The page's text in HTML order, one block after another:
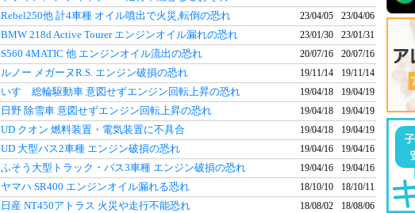
Rebel250他 計4車種 オイル噴出で火災,転倒の恐れ 23/04/05 23/04/06
BMW 218d Active Tourer エンジンオイル漏れの恐れ 23/01/30 23/01/31
S560 4MATIC 他 エンジンオイル流出の恐れ 20/07/16 20/07/16
ルノー メガーヌR.S. エンジン破損の恐れ 19/11/14 19/11/14
いすゞ総輪駆動車 意図せずエンジン回転上昇の恐れ 19/04/18 19/04/19
日野 除雪車 意図せずエンジン回転上昇の恐れ 19/04/18 19/04/19
UD クオン 燃料装置・電気装置に不具合 19/04/18 19/04/19
UD 大型バス2車種 エンジン破損の恐れ 19/04/16 19/04/16
ふそう大型トラック・バス3車種 エンジン破損の恐れ 19/04/16 19/04/16
ヤマハ SR400 エンジンオイル漏れる恐れ 18/10/10 18/10/11
日産 NT450アトラス 火災や走行不能恐れ 18/08/02 18/08/06